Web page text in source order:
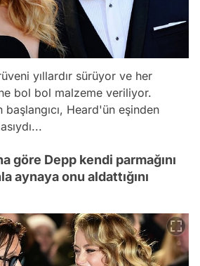
yıllardır sürüyor ve her
bol bol malzeme veriliyor.
başlangıcı, Heard'ün eşinden
göre Depp kendi parmağını
aynaya onu aldattığını